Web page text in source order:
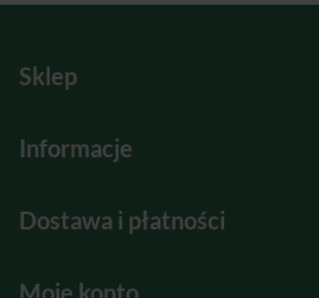
Sklep
Informacje
Dostawa i płatności